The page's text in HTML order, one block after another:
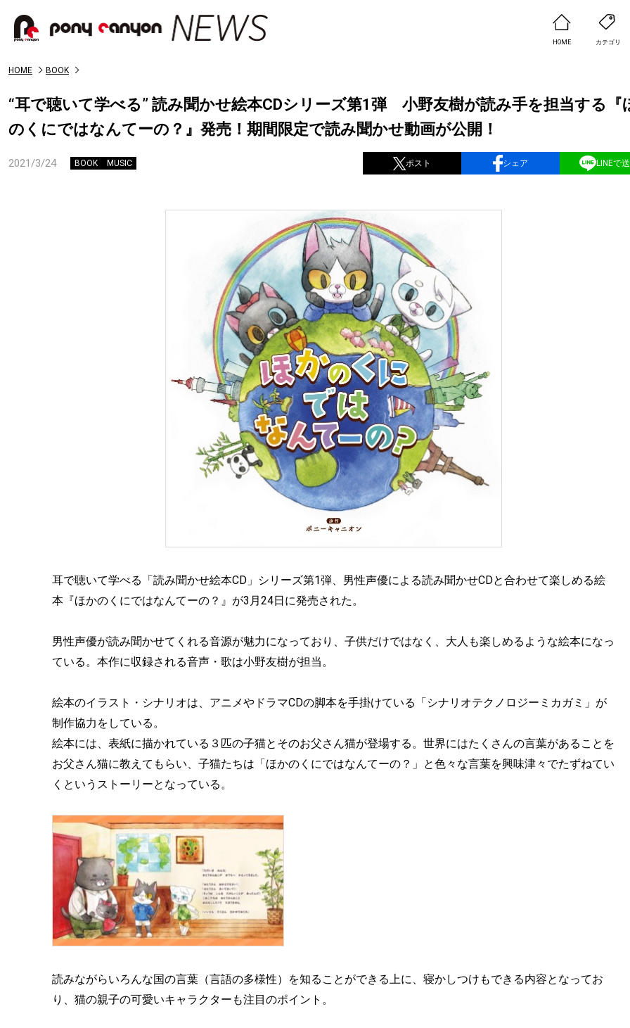
HOME カテゴリ
HOME BOOK
“耳で聴いて学べる” 読み聞かせ絵本CDシリーズ第1弾 小野友樹が読み手を担当する『
のくにではなんてーの？』発売！期間限定で読み聞かせ動画が公開！
2021/3/24 BOOK MUSIC ポスト シェア LINEで
耳で聴いて学べる「読み聞かせ絵本CD」シリーズ第1弾、男性声優による読み聞かせCDと合わせて楽しめる絵
本『ほかのくにではなんてーの？』が3月24日に発売された。
男性声優が読み聞かせてくれる音源が魅力になっており、子供だけではなく、大人も楽しめるような絵本になっ
ている。本作に収録される音声・歌は小野友樹が担当。
絵本のイラスト・シナリオは、アニメやドラマCDの脚本を手掛けている「シナリオテクノロジーミカガミ」が
制作協力をしている。
絵本には、表紙に描かれている３匹の子猫とそのお父さん猫が登場する。世界にはたくさんの言葉があることを
お父さん猫に教えてもらい、子猫たちは「ほかのくにではなんてーの？」と色々な言葉を興味津々でたずねてい
くというストーリーとなっている。
読みながらいろんな国の言葉（言語の多様性）を知ることができる上に、寝かしつけもできる内容となってお
り、猫の親子の可愛いキャラクターも注目のポイント。